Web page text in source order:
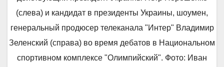
(слева) и кандидат в президенты Украины, шоумен,
генеральный продюсер телеканала "Интер" Владимир
Зеленский (справа) во время дебатов в Национальном
спортивном комплексе "Олимпийский". Фото: Иван